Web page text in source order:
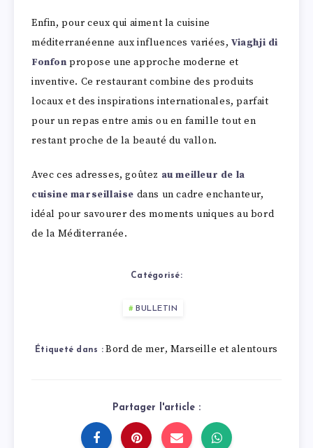
Enfin, pour ceux qui aiment la cuisine
méditerranéenne aux influences variées,Viaghji di
Fonfon propose une approche moderne et
inventive. Ce restaurant combine des produits
locaux et des inspirations internationales, parfait
pour un repas entre amis ou en famille tout en
restant proche de la beauté du vallon.
Avec ces adresses, goûtez au meilleur de la
cuisine marseillaise dans un cadre enchanteur,
idéal pour savourer des moments uniques au bord
de la Méditerranée.
Catégorisé:
BULLETIN
Étiqueté dans : Bord de mer, Marseille et alentours
Partager l'article :